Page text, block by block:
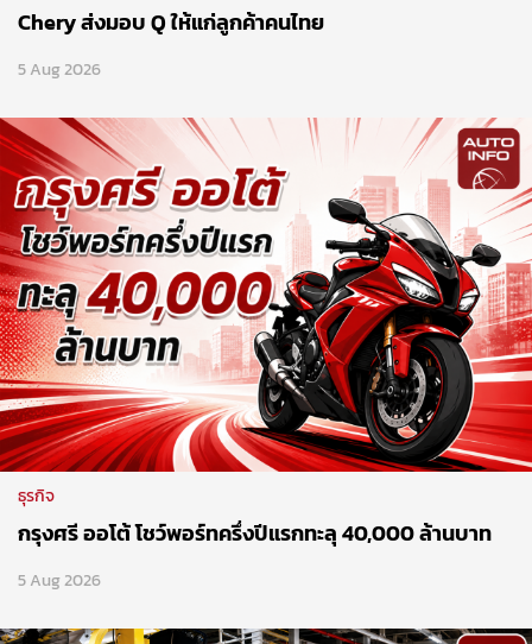
Chery ส่งมอบ Q ให้แก่ลูกค้าคนไทย
5 Aug 2026
ธุรกิจ
กรุงศรี ออโต้ โชว์พอร์ทครึ่งปีแรกทะลุ 40,000 ล้านบาท
5 Aug 2026